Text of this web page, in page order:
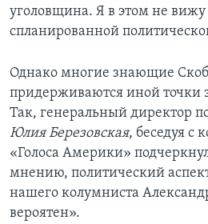
уголовщина. Я в этом не вижу
спланированной
Однако многие знающие
придерживаются иной точки
Так, генеральный директор
Юлия Березовская, беседуя с
«Голоса Америки»
мнению, политический
нашего колумниста
вероятен».